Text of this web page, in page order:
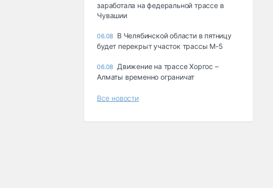
заработала на федеральной трассе в
Чувашии
06.08 В Челябинской области в пятницу
будет перекрыт участок трассы М-5
06.08 Движение на трассе Хоргос –
Алматы временно ограничат
Все новости